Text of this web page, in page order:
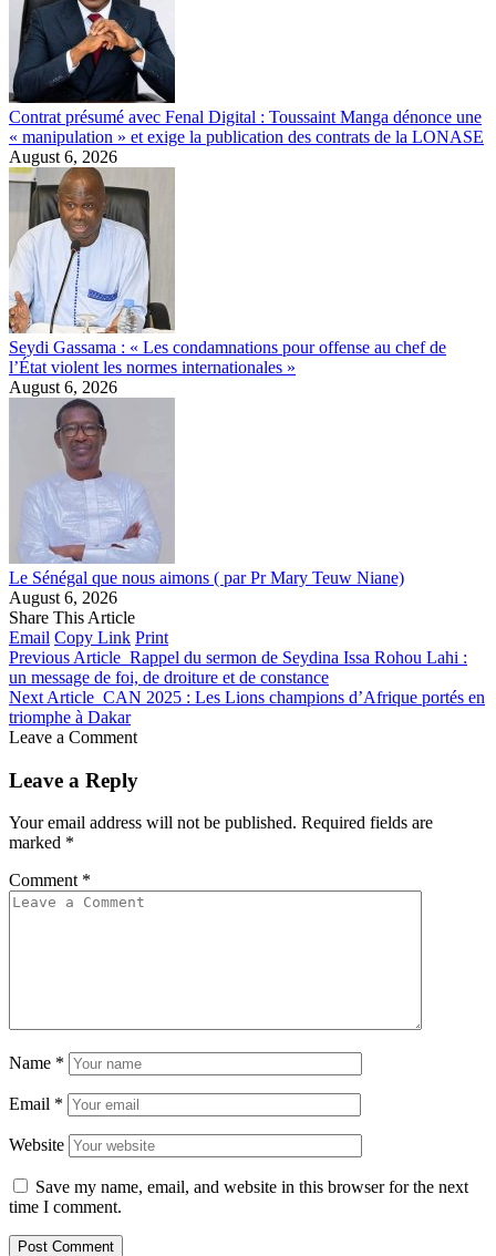
Contrat présumé avec Fenal Digital : Toussaint Manga dénonce une
« manipulation » et exige la publication des contrats de la LONASE
August 6, 2026
Seydi Gassama : « Les condamnations pour offense au chef de
l’État violent les normes internationales »
August 6, 2026
Le Sénégal que nous aimons ( par Pr Mary Teuw Niane)
August 6, 2026
Share This Article
Email Copy Link Print
Previous Article Rappel du sermon de Seydina Issa Rohou Lahi :
un message de foi, de droiture et de constance
Next Article CAN 2025 : Les Lions champions d’Afrique portés en
triomphe à Dakar
Leave a Comment
Leave a Reply
Your email address will not be published. Required fields are
marked *
Comment *
Name *
Email *
Website
Save my name, email, and website in this browser for the next
time I comment.